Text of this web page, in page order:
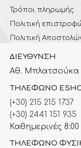
Τρόποι πληρωμής
Πολιτική
Πολιτική
ΔΙΕΎΘΥΝΣΗ
Αθ. Μπλατσούκα
ΤΗΛΈΦΩΝΟ
(+30) 215 215 1737
(+30) 2441 151 935
Καθημερινές 8:00
ΤΗΛΈΦΩΝΟ